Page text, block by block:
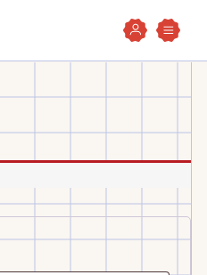
navigation
recherche